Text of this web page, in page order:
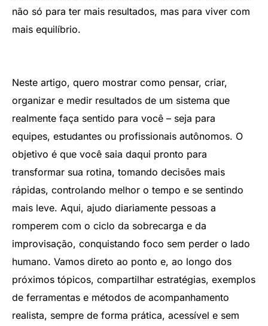
não só para ter mais resultados, mas para viver com
mais equilíbrio.
Neste artigo, quero mostrar como pensar, criar,
organizar e medir resultados de um sistema que
realmente faça sentido para você – seja para
equipes, estudantes ou profissionais autônomos. O
objetivo é que você saia daqui pronto para
transformar sua rotina, tomando decisões mais
rápidas, controlando melhor o tempo e se sentindo
mais leve. Aqui, ajudo diariamente pessoas a
romperem com o ciclo da sobrecarga e da
improvisação, conquistando foco sem perder o lado
humano. Vamos direto ao ponto e, ao longo dos
próximos tópicos, compartilhar estratégias, exemplos
de ferramentas e métodos de acompanhamento
realista, sempre de forma prática, acessível e sem